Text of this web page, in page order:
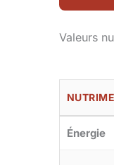
Valeurs
Énergie